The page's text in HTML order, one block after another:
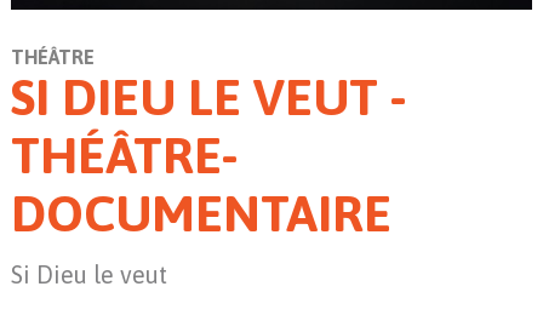
THÉÂTRE
SI DIEU LE VEUT -
THÉÂTRE-
DOCUMENTAIRE
Si Dieu le veut